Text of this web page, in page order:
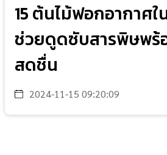
15 ต้นไม้ฟอกอากาศ
ช่วยดูดซับสารพิษพร้
สดชื่น
2024-11-15 09:20:09